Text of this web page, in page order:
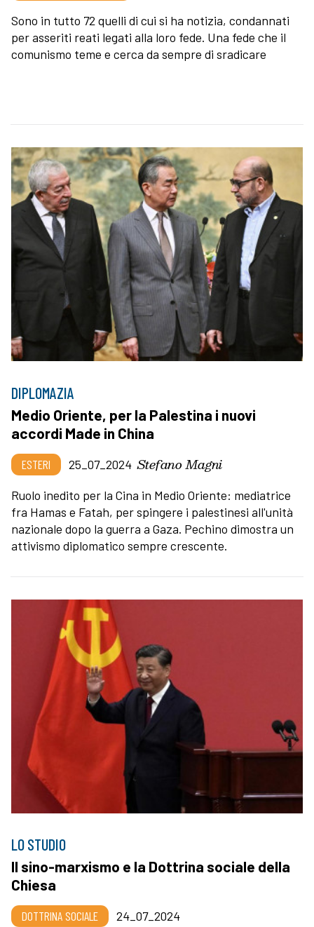
Sono in tutto 72 quelli di cui si ha notizia, condannati
per asseriti reati legati alla loro fede. Una fede che il
comunismo teme e cerca da sempre di sradicare
DIPLOMAZIA
Medio Oriente, per la Palestina i nuovi
accordi Made in China
ESTERI 25_07_2024 Stefano Magni
Ruolo inedito per la Cina in Medio Oriente: mediatrice
fra Hamas e Fatah, per spingere i palestinesi all'unità
nazionale dopo la guerra a Gaza. Pechino dimostra un
attivismo diplomatico sempre crescente.
LO STUDIO
Il sino-marxismo e la Dottrina sociale della
Chiesa
DOTTRINA SOCIALE
24_07_2024